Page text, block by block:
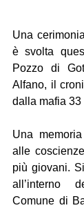
Una
è svolta
Pozzo di
Alfano, il
dalla mafia 33
Una
alle
più giovani.
all’interno
Comune di